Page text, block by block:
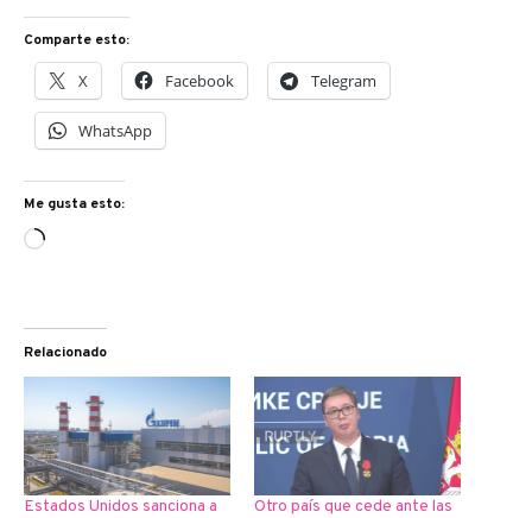
Comparte esto:
X Facebook Telegram
WhatsApp
Me gusta esto:
Cargando...
Relacionado
Estados Unidos sanciona a
Otro país que cede ante las